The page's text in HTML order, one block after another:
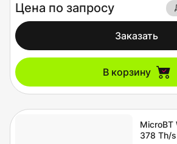
Whatsminer M60S
Цена по запросу
Заказать
В корзину
MicroBT
378 Th/s